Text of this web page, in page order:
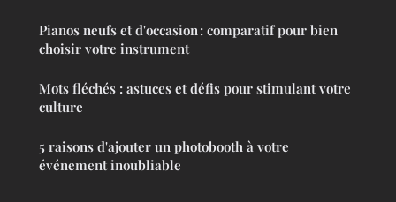
Pianos neufs et d'occasion : comparatif pour bien
choisir votre instrument
Mots fléchés : astuces et défis pour stimulant votre
culture
5 raisons d'ajouter un photobooth à votre
événement inoubliable